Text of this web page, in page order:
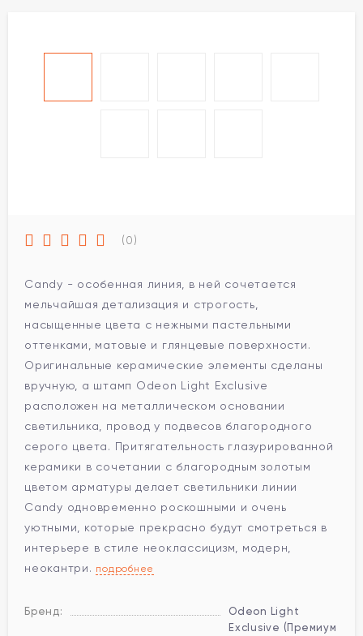
(0)
Candy - особенная линия, в ней сочетается
мельчайшая детализация и строгость,
насыщенные цвета с нежными пастельными
оттенками, матовые и глянцевые поверхности.
Оригинальные керамические элементы сделаны
вручную, а штамп Odeon Light Exclusive
расположен на металлическом основании
светильника, провод у подвесов благородного
серого цвета. Притягательность глазурированной
керамики в сочетании с благородным золотым
цветом арматуры делает светильники линии
Candy одновременно роскошными и очень
уютными, которые прекрасно будут смотреться в
интерьере в стиле неоклассицизм, модерн,
неокантри. подробнее
Бренд:
Odeon Light
Exclusive (Премиум